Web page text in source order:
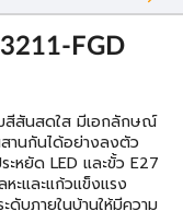
FGD
สีสันสดใส มีเอกลักษณ์
านกันได้อย่างลงตัว
ะหยัด LED และขั้ว E27
ะและแก้วแข็งแรง
ดับภายในบ้านให้มีความ